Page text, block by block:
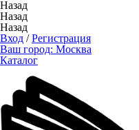
Назад
Назад
Назад
Вход /Регистрация
Ваш город: Москва
Каталог